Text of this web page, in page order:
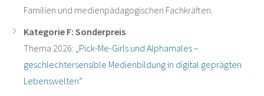
Familien und medienpädagogischen Fachkräften.
Kategorie F: Sonderpreis
Thema 2026: „Pick-Me-Girls und Alphamales –
geschlechtersensible Medienbildung in digital geprägten
Lebenswelten“